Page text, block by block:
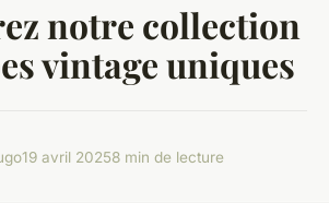
notre collection
vintage uniques
19 avril 20258 min de lecture